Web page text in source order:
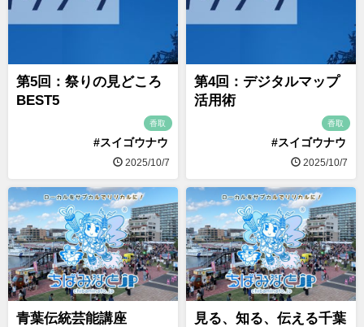
第5回：祭りの見どころ
BEST5
香取
#スイゴウナウ
2025/10/7
第4回：デジタルマップ
活用術
香取
#スイゴウナウ
2025/10/7
青葉伝統芸能講座
見る、知る、伝える千葉